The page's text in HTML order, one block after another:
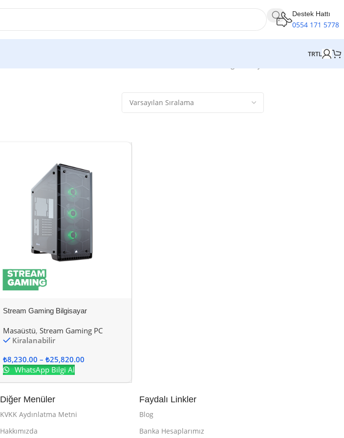
Destek Hattı
0554 171 5778
TRTL
Stream Gaming Bilgisayar
Masaüstü, Stream Gaming PC
Kiralanabilir
₺8,230.00 – ₺25,820.00
WhatsApp Bilgi Al
Diğer Menüler
KVKK Aydınlatma Metni
Hakkımızda
Faydalı Linkler
Blog
Banka Hesaplarımız